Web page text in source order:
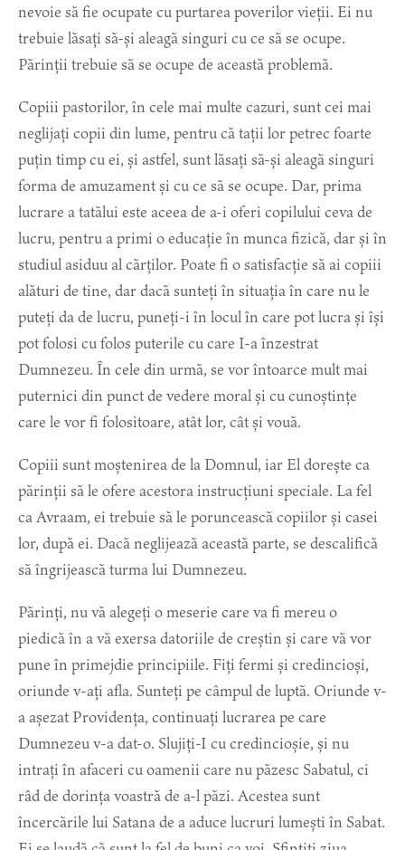
nevoie să fie ocupate cu purtarea poverilor vieții. Ei nu
trebuie lăsați să-și aleagă singuri cu ce să se ocupe.
Părinții trebuie să se ocupe de această problemă.
Copiii pastorilor, în cele mai multe cazuri, sunt cei mai
neglijați copii din lume, pentru că tații lor petrec foarte
puțin timp cu ei, și astfel, sunt lăsați să-și aleagă singuri
forma de amuzament și cu ce să se ocupe. Dar, prima
lucrare a tatălui este aceea de a-i oferi copilului ceva de
lucru, pentru a primi o educație în munca fizică, dar și în
studiul asiduu al cărților. Poate fi o satisfacție să ai copiii
alături de tine, dar dacă sunteți în situația în care nu le
puteți da de lucru, puneți-i în locul în care pot lucra și își
pot folosi cu folos puterile cu care I-a înzestrat
Dumnezeu. În cele din urmă, se vor întoarce mult mai
puternici din punct de vedere moral și cu cunoștințe
care le vor fi folositoare, atât lor, cât și vouă.
Copiii sunt moștenirea de la Domnul, iar El dorește ca
părinții să le ofere acestora instrucțiuni speciale. La fel
ca Avraam, ei trebuie să le poruncească copiilor și casei
lor, după ei. Dacă neglijează această parte, se descalifică
să îngrijească turma lui Dumnezeu.
Părinți, nu vă alegeți o meserie care va fi mereu o
piedică în a vă exersa datoriile de creștin și care vă vor
pune în primejdie principiile. Fiți fermi și credincioși,
oriunde v-ați afla. Sunteți pe câmpul de luptă. Oriunde v-
a așezat Providența, continuați lucrarea pe care
Dumnezeu v-a dat-o. Slujiți-I cu credincioșie, și nu
intrați în afaceri cu oamenii care nu păzesc Sabatul, ci
râd de dorința voastră de a-l păzi. Acestea sunt
încercările lui Satana de a aduce lucruri lumești în Sabat.